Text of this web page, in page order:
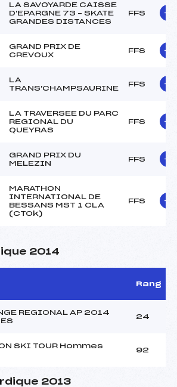
LA SAVOYARDE CAISSE
D'EPARGNE 73 – SKATE
GRANDES DISTANCES
FFS
GRAND PRIX DE
CREVOUX
FFS
LA
TRANS'CHAMPSAURINE
FFS
LA TRAVERSEE DU PARC
REGIONAL DU
QUEYRAS
FFS
GRAND PRIX DU
MELEZIN
FFS
MARATHON
INTERNATIONAL DE
BESSANS MST 1 CLA
(CTOk)
FFS
2014
Rang
REGIONAL AP 2014
24
SKI TOUR Hommes
92
2013